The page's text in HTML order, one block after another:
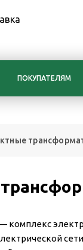
ПОКУПАТЕЛЯМ
комплекс